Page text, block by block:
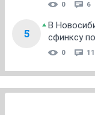
0 6
5
В
сфинксу
0 11